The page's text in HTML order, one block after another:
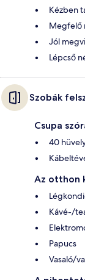
Kézben
Megfelő
Jól
Lépcső
Szobák
Csupa
40
Az otthon
Kávé-/
Papucs
Vasaló/